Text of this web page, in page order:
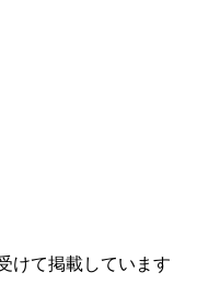
けて掲載しています